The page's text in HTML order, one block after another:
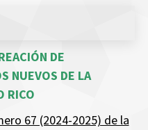
DE
NUEVOS DE LA
RICO
67 (2024-2025) de la